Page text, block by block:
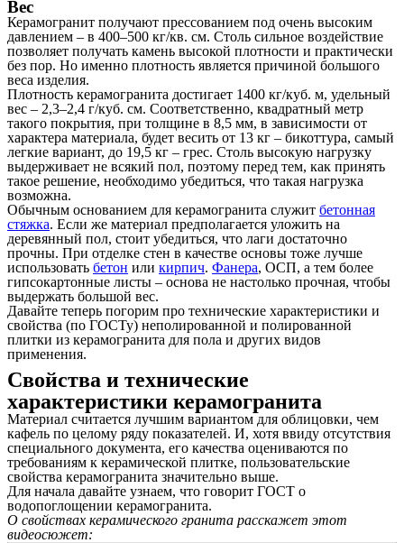
Вес
Керамогранит получают прессованием под очень высоким
давлением – в 400–500 кг/кв. см. Столь сильное воздействие
позволяет получать камень высокой плотности и практически
без пор. Но именно плотность является причиной большого
веса изделия.
Плотность керамогранита достигает 1400 кг/куб. м, удельный
вес – 2,3–2,4 г/куб. см. Соответственно, квадратный метр
такого покрытия, при толщине в 8,5 мм, в зависимости от
характера материала, будет весить от 13 кг – бикоттура, самый
легкие вариант, до 19,5 кг – грес. Столь высокую нагрузку
выдерживает не всякий пол, поэтому перед тем, как принять
такое решение, необходимо убедиться, что такая нагрузка
возможна.
Обычным основанием для керамогранита служит бетонная
стяжка. Если же материал предполагается уложить на
деревянный пол, стоит убедиться, что лаги достаточно
прочны. При отделке стен в качестве основы тоже лучше
использовать бетон или кирпич. Фанера, ОСП, а тем более
гипсокартонные листы – основа не настолько прочная, чтобы
выдержать большой вес.
Давайте теперь погорим про технические характеристики и
свойства (по ГОСТу) неполированной и полированной
плитки из керамогранита для пола и других видов
применения.
Свойства и технические
характеристики керамогранита
Материал считается лучшим вариантом для облицовки, чем
кафель по целому ряду показателей. И, хотя ввиду отсутствия
специального документа, его качества оцениваются по
требованиям к керамической плитке, пользовательские
свойства керамогранита значительно выше.
Для начала давайте узнаем, что говорит ГОСТ о
водопоглощении керамогранита.
О свойствах керамического гранита расскажет этот
видеосюжет: